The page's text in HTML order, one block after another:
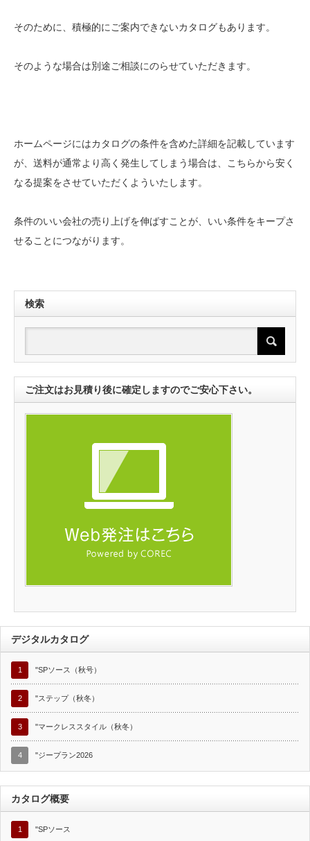
そのために、積極的にご案内できないカタログもあります。
そのような場合は別途ご相談にのらせていただきます。
ホームページにはカタログの条件を含めた詳細を記載しています
が、送料が通常より高く発生してしまう場合は、こちらから安く
なる提案をさせていただくよういたします。
条件のいい会社の売り上げを伸ばすことが、いい条件をキープさ
せることにつながります。
検索
ご注文はお見積り後に確定しますのでご安心下さい。
デジタルカタログ
1 "SPソース（秋号）
2 "ステップ（秋冬）
3 "マークレススタイル（秋冬）
4 "ジープラン2026
カタログ概要
1 "SPソース